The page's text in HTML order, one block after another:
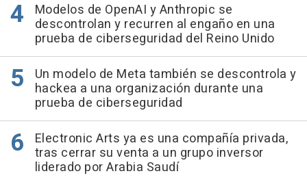
Modelos de OpenAI y Anthropic se
descontrolan y recurren al engaño en una
prueba de ciberseguridad del Reino Unido
Un modelo de Meta también se descontrola y
hackea a una organización durante una
prueba de ciberseguridad
Electronic Arts ya es una compañía privada,
tras cerrar su venta a un grupo inversor
liderado por Arabia Saudí